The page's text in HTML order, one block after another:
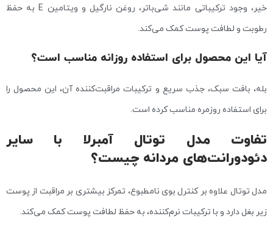
خیر، وجود ترکیباتی مانند شی‌باتر، روغن نارگیل و ویتامین E به حفظ
رطوبت و لطافت پوست کمک می‌کند.
آیا این محصول برای استفاده روزانه مناسب است؟
بله، بافت سبک، جذب سریع و ترکیبات مراقبت‌کننده آن، این محصول را
برای استفاده روزمره مناسب کرده است.
تفاوت مدل توتال آمبرلا با سایر
دئودورانت‌های مردانه چیست؟
مدل توتال علاوه بر کنترل بوی نامطبوع، تمرکز بیشتری بر مراقبت از پوست
زیر بغل دارد و با ترکیبات نرم‌کننده، به حفظ لطافت پوست کمک می‌کند.